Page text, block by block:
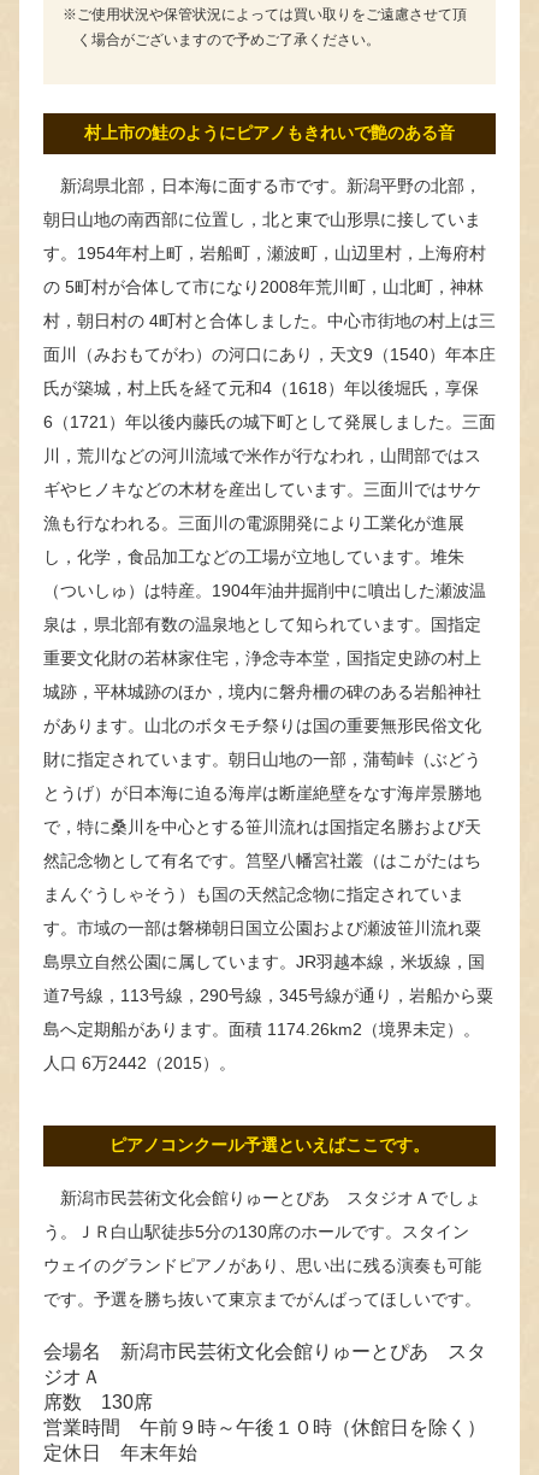
ご使用状況や保管状況によっては買い取りをご遠慮させて頂
く場合がございますので予めご了承ください。
村上市の鮭のようにピアノもきれいで艶のある音
新潟県北部，日本海に面する市です。新潟平野の北部，
朝日山地の南西部に位置し，北と東で山形県に接していま
す。1954年村上町，岩船町，瀬波町，山辺里村，上海府村
の 5町村が合体して市になり2008年荒川町，山北町，神林
村，朝日村の 4町村と合体しました。中心市街地の村上は三
面川（みおもてがわ）の河口にあり，天文9（1540）年本庄
氏が築城，村上氏を経て元和4（1618）年以後堀氏，享保
6（1721）年以後内藤氏の城下町として発展しました。三面
川，荒川などの河川流域で米作が行なわれ，山間部ではス
ギやヒノキなどの木材を産出しています。三面川ではサケ
漁も行なわれる。三面川の電源開発により工業化が進展
し，化学，食品加工などの工場が立地しています。堆朱
（ついしゅ）は特産。1904年油井掘削中に噴出した瀬波温
泉は，県北部有数の温泉地として知られています。国指定
重要文化財の若林家住宅，浄念寺本堂，国指定史跡の村上
城跡，平林城跡のほか，境内に磐舟柵の碑のある岩船神社
があります。山北のボタモチ祭りは国の重要無形民俗文化
財に指定されています。朝日山地の一部，蒲萄峠（ぶどう
とうげ）が日本海に迫る海岸は断崖絶壁をなす海岸景勝地
で，特に桑川を中心とする笹川流れは国指定名勝および天
然記念物として有名です。筥堅八幡宮社叢（はこがたはち
まんぐうしゃそう）も国の天然記念物に指定されていま
す。市域の一部は磐梯朝日国立公園および瀬波笹川流れ粟
島県立自然公園に属しています。JR羽越本線，米坂線，国
道7号線，113号線，290号線，345号線が通り，岩船から粟
島へ定期船があります。面積 1174.26km2（境界未定）。
人口 6万2442（2015）。
ピアノコンクール予選といえばここです。
新潟市民芸術文化会館りゅーとぴあ スタジオＡでしょ
う。ＪＲ白山駅徒歩5分の130席のホールです。スタイン
ウェイのグランドピアノがあり、思い出に残る演奏も可能
です。予選を勝ち抜いて東京までがんばってほしいです。
会場名 新潟市民芸術文化会館りゅーとぴあ スタ
ジオＡ
席数 130席
営業時間 午前９時～午後１０時（休館日を除く）
定休日 年末年始